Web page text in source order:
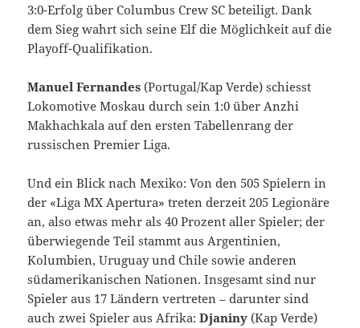
3:0-Erfolg über Columbus Crew SC beteiligt. Dank
dem Sieg wahrt sich seine Elf die Möglichkeit auf die
Playoff-Qualifikation.
Manuel Fernandes (Portugal/Kap Verde) schiesst
Lokomotive Moskau durch sein 1:0 über Anzhi
Makhachkala auf den ersten Tabellenrang der
russischen Premier Liga.
Und ein Blick nach Mexiko: Von den 505 Spielern in
der «Liga MX Apertura» treten derzeit 205 Legionäre
an, also etwas mehr als 40 Prozent aller Spieler; der
überwiegende Teil stammt aus Argentinien,
Kolumbien, Uruguay und Chile sowie anderen
südamerikanischen Nationen. Insgesamt sind nur
Spieler aus 17 Ländern vertreten – darunter sind
auch zwei Spieler aus Afrika:Djaniny (Kap Verde)